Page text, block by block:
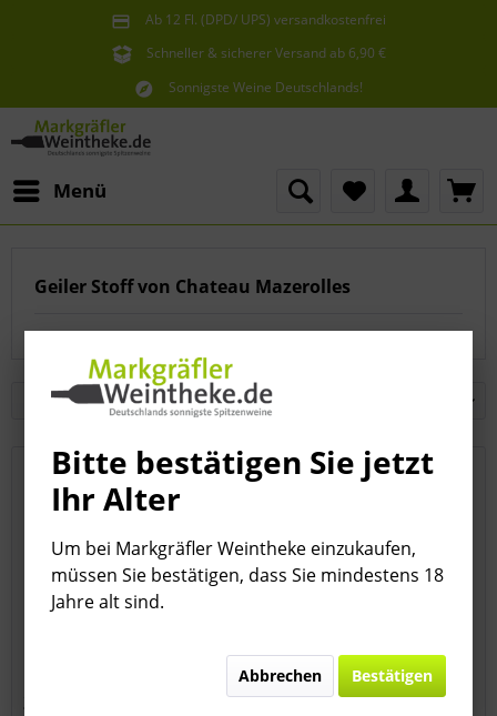
Ab 12 Fl. (DPD/ UPS) versandkostenfrei
innerhalb Deutschlands
Schneller & sicherer Versand ab 6,90 €
Sie erreichen uns unter der Tel: 07621 1685286
Sonnigste Weine Deutschlands!
Menü
Geiler Stoff von Chateau Mazerolles
2021 Château Mazerolles Grand Vin Blanc Sec
Bitte bestätigen Sie jetzt
Ihr Alter
Um bei Markgräfler Weintheke einzukaufen,
müssen Sie bestätigen, dass Sie mindestens 18
Jahre alt sind.
Abbrechen Bestätigen